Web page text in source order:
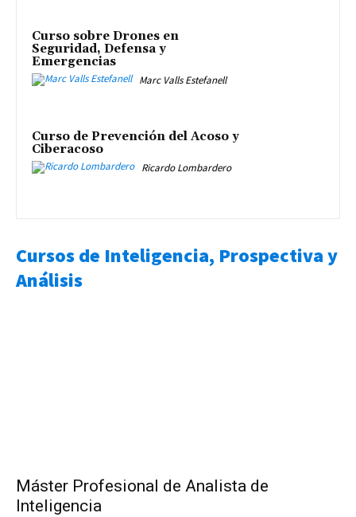
Curso sobre Drones en
Seguridad, Defensa y
Emergencias
Marc Valls Estefanell
Curso de Prevención del Acoso y
Ciberacoso
Ricardo Lombardero
Cursos de Inteligencia, Prospectiva y
Análisis
Máster Profesional de Analista de
Inteligencia